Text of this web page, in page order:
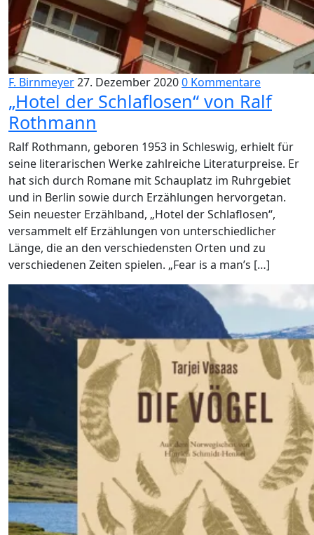
F. Birnmeyer27. Dezember 20200 Kommentare
„Hotel der Schlaflosen“ von Ralf
Rothmann
Ralf Rothmann, geboren 1953 in Schleswig, erhielt für
seine literarischen Werke zahlreiche Literaturpreise. Er
hat sich durch Romane mit Schauplatz im Ruhrgebiet
und in Berlin sowie durch Erzählungen hervorgetan.
Sein neuester Erzählband, „Hotel der Schlaflosen“,
versammelt elf Erzählungen von unterschiedlicher
Länge, die an den verschiedensten Orten und zu
verschiedenen Zeiten spielen. „Fear is a man’s […]